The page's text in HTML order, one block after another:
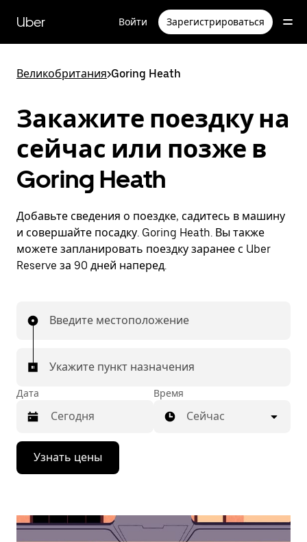
перейти
к
содержимому
Uber Войти Зарегистрироваться
Великобритания>Goring Heath
Закажите поездку на
сейчас или позже в
Goring Heath
Добавьте сведения о поездке, садитесь в машину
и совершайте посадку. Goring Heath. Вы также
можете запланировать поездку заранее с Uber
Reserve за 90 дней наперед.
Введите местоположение
Укажите пункт назначения
Дата
Нажмите
стрелку
вниз,
календарю
Время
Сейчас
Узнать цены